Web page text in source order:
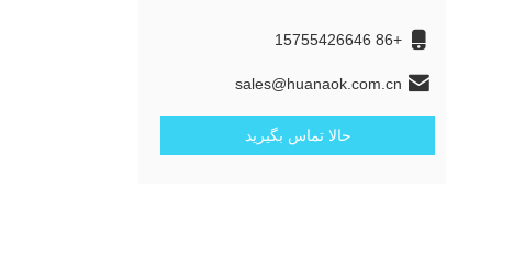
+86 15755426646
sales@huanaok.com.cn
حالا تماس بگیرید